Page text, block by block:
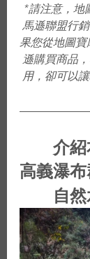
*請注意，地
馬遜聯盟行
果您從地圖寶
遜購買商品
用，卻可以
介
高義瀑
自